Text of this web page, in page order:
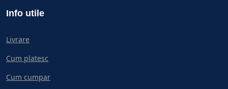
Info utile
Livrare
Cum platesc
Cum cumpar